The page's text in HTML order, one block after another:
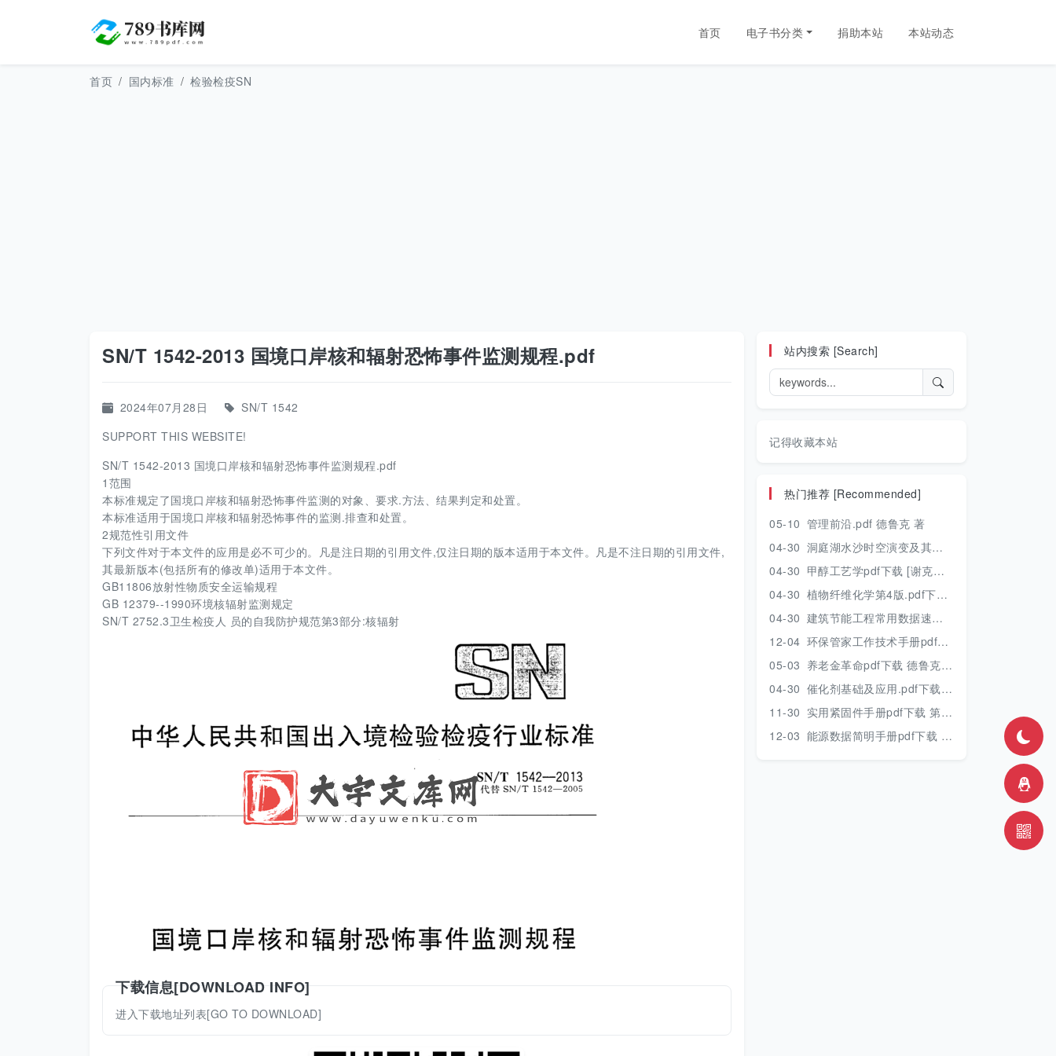
首页 电子书分类 捐助本站 本站动态
首页 国内标准 检验检疫SN
SN/T 1542-2013 国境口岸核和辐射恐怖事件监测规程.pdf
2024年07月28日
SN/T 1542
SUPPORT THIS WEBSITE!
SN/T 1542-2013 国境口岸核和辐射恐怖事件监测规程.pdf
1范围
本标准规定了国境口岸核和辐射恐怖事件监测的对象、要求.方法、结果判定和处置。
本标准适用于国境口岸核和辐射恐怖事件的监测.排查和处置。
2规范性引用文件
下列文件对于本文件的应用是必不可少的。凡是注日期的引用文件,仅注日期的版本适用于本文件。凡是不注日期的引用文件,
其最新版本(包括所有的修改单)适用于本文件。
GB11806放射性物质安全运输规程
GB 12379--1990环境核辐射监测规定
SN/T 2752.3卫生检疫人 员的自我防护规范第3部分:核辐射
下载信息[DOWNLOAD INFO]
进入下载地址列表[GO TO DOWNLOAD]
站内搜索 [Search]
记得收藏本站
热门推荐 [Recommended]
05-10 管理前沿.pdf 德鲁克 著
04-30 洞庭湖水沙时空演变及其对水资源安全的影响研究.pdf 胡光伟 著 2017年版
04-30 甲醇工艺学pdf下载 [谢克昌 房鼎业主编] 2010年版
04-30 植物纤维化学第4版.pdf下载 [裴继诚主编] 2012年版
04-30 建筑节能工程常用数据速查手册.pdf下载 [陈慢勤著] 2010年版
12-04 环保管家工作技术手册pdf下载 2019年版
05-03 养老金革命pdf下载 德鲁克 著
04-30 催化剂基础及应用.pdf下载 [季生福 张谦温 赵彬侠编] 2011年版
11-30 实用紧固件手册pdf下载 第三版 2018年版
12-03 能源数据简明手册pdf下载 2017版